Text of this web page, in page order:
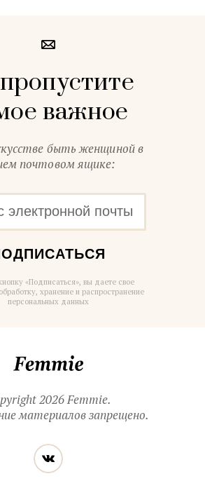
важное
быть женщиной в
почтовом ящике:
«Подписаться», вы даете свое
хранение и распространение
персональных данных
2026 Femmie.
материалов запрещено.
Читайте
нас
в социальных